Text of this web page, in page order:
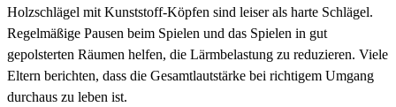
Holzschlägel mit Kunststoff-Köpfen sind leiser als harte Schlägel.
Regelmäßige Pausen beim Spielen und das Spielen in gut
gepolsterten Räumen helfen, die Lärmbelastung zu reduzieren. Viele
Eltern berichten, dass die Gesamtlautstärke bei richtigem Umgang
durchaus zu leben ist.